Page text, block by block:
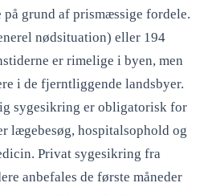
grund af prismæssige fordele.
nødsituation) eller 194
er rimelige i byen, men
i de fjerntliggende landsbyer.
sygesikring er obligatorisk for
lægebesøg, hospitalsophold og
Privat sygesikring fra
anbefales de første måneder